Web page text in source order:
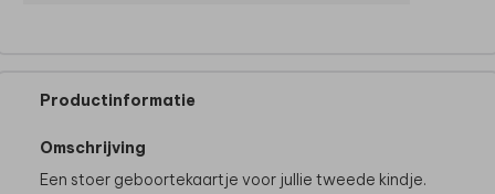
Productinformatie
Omschrijving
Een stoer geboortekaartje voor jullie tweede kindje.